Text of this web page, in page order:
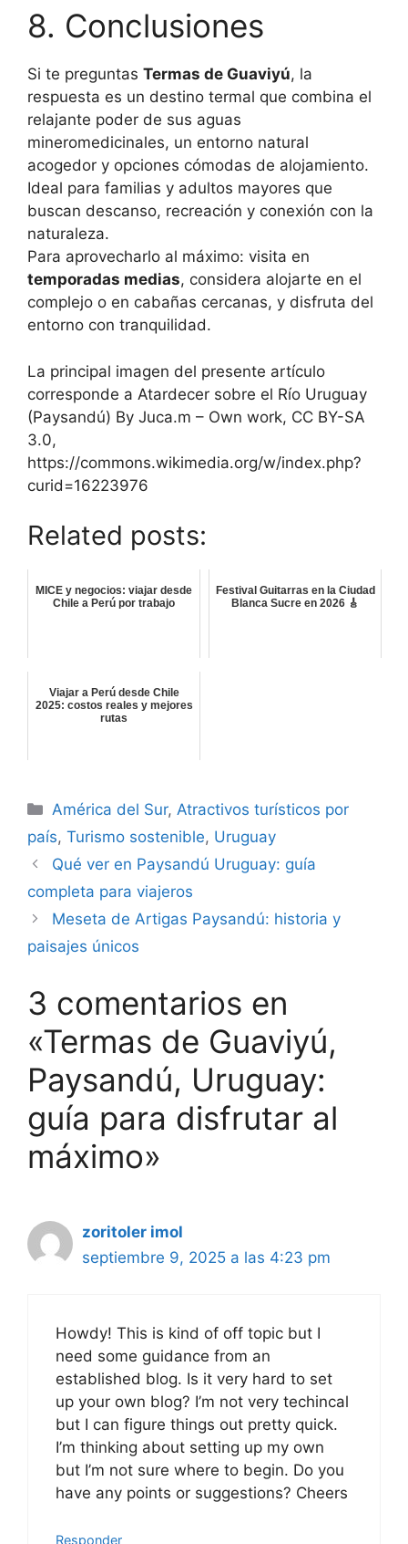
8. Conclusiones
Si te preguntas Termas de Guaviyú, la
respuesta es un destino termal que combina el
relajante poder de sus aguas
mineromedicinales, un entorno natural
acogedor y opciones cómodas de alojamiento.
Ideal para familias y adultos mayores que
buscan descanso, recreación y conexión con la
naturaleza.
Para aprovecharlo al máximo: visita en
temporadas medias, considera alojarte en el
complejo o en cabañas cercanas, y disfruta del
entorno con tranquilidad.
La principal imagen del presente artículo
corresponde a Atardecer sobre el Río Uruguay
(Paysandú) By Juca.m – Own work, CC BY-SA
3.0,
https://commons.wikimedia.org/w/index.php?
curid=16223976
Related posts:
MICE y negocios: viajar desde
Chile a Perú por trabajo
Festival Guitarras en la Ciudad
Blanca Sucre en 2026 🎸
Viajar a Perú desde Chile
2025: costos reales y mejores
rutas
Categorías
América del Sur,Atractivos turísticos por
país, Turismo sostenible, Uruguay
Qué ver en Paysandú Uruguay: guía
completa para viajeros
Meseta de Artigas Paysandú: historia y
paisajes únicos
3 comentarios en
«Termas de Guaviyú,
Paysandú, Uruguay:
guía para disfrutar al
máximo»
zoritoler imol
septiembre 9, 2025 a las 4:23 pm
Howdy! This is kind of off topic but I
need some guidance from an
established blog. Is it very hard to set
up your own blog? I’m not very techincal
but I can figure things out pretty quick.
I’m thinking about setting up my own
but I’m not sure where to begin. Do you
have any points or suggestions? Cheers
Responder